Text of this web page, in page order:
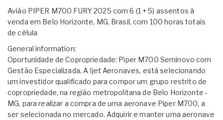
Avião PIPER M700 FURY 2025 com 6 (1 + 5) assentos à
venda em Belo Horizonte, MG, Brasil, com 100 horas totais
de célula
General information:
Oportunidade de Copropriedade: Piper M700 Seminovo com
Gestão Especializada. A Ijet Aeronaves, está selecionando
um investidor qualificado para compor um grupo restrito de
copropriedade, na região metropolitana de Belo Horizonte -
MG, para realizar a compra de uma aeronave Piper M700, a
ser selecionada no mercado. Adquirir e manter uma aeronave